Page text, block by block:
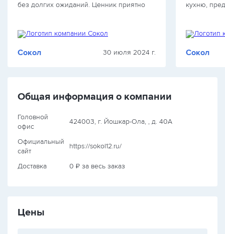
без долгих ожиданий. Ценник приятно
штробления повсюду, устала потом всё
Сокол 30 июля 2024 г.
кухню,
Сокол
Общая информация о компании
Головной
офис
424003, г. Йошкар-Ола, , д. 40А
Официальный
сайт
https://sokol12.ru/
Доставка 0 ₽ за весь заказ
Цены